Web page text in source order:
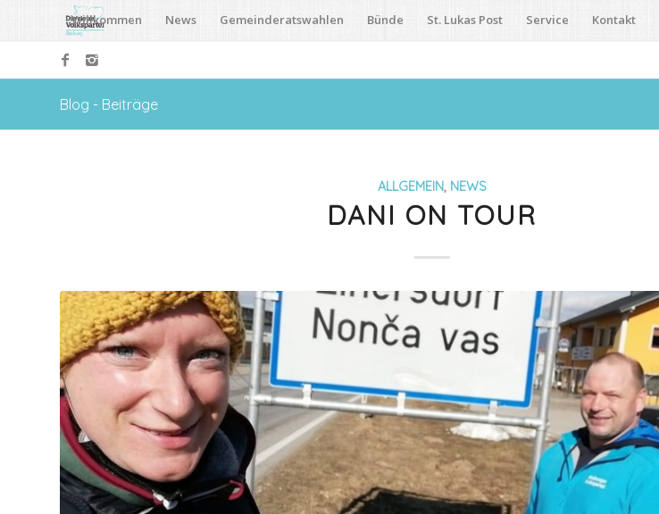
Willkommen News Gemeinderatswahlen Bünde St. Lukas Post Service Kontakt
Blog - Beiträge
ALLGEMEIN, NEWS
DANI ON TOUR